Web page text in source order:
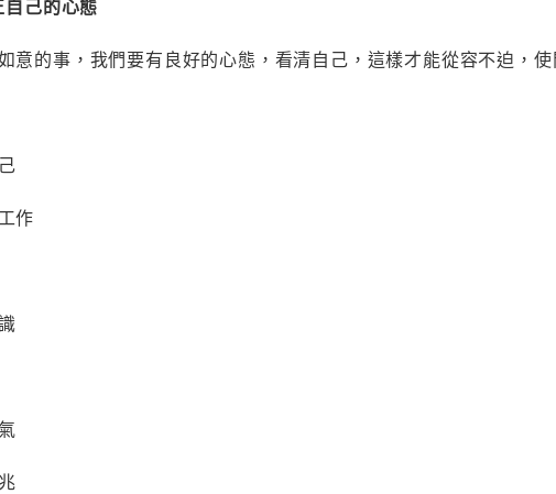
意的事，我們要有良好的心態，看清自己，這樣才能從容不迫，使
作